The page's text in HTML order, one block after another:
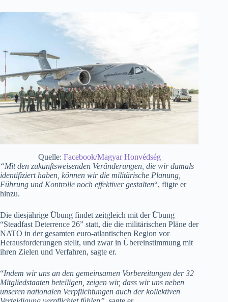
Quelle: Facebook/Magyar Honvédség
“Mit den zukunftsweisenden Veränderungen, die wir damals
identifiziert haben, können wir die militärische Planung,
Führung und Kontrolle noch effektiver gestalten“, fügte er
hinzu.
Die diesjährige Übung findet zeitgleich mit der Übung
“Steadfast Deterrence 26” statt, die die militärischen Pläne der
NATO in der gesamten euro-atlantischen Region vor
Herausforderungen stellt, und zwar in Übereinstimmung mit
ihren Zielen und Verfahren, sagte er.
“Indem wir uns an den gemeinsamen Vorbereitungen der 32
Mitgliedstaaten beteiligen, zeigen wir, dass wir uns neben
unseren nationalen Verpflichtungen auch der kollektiven